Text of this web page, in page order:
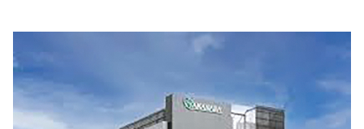
商品・サービス